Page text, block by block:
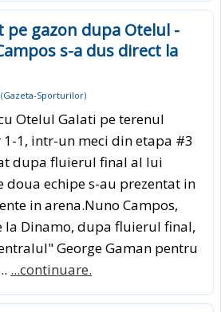
pe gazon dupa Otelul -
s-a dus direct la
Gazeta-Sporturilor)
Otelul Galati pe terenul
1-1, intr-un meci din etapa #3
dupa fluierul final al lui
doua echipe s-au prezentat in
in arena.Nuno Campos,
la Dinamo, dupa fluierul final,
George Gaman pentru
...continuare.